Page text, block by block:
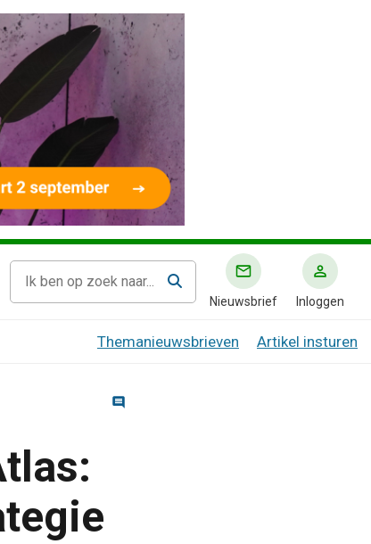
Nieuwsbrief Inloggen
Themanieuwsbrieven Artikel insturen